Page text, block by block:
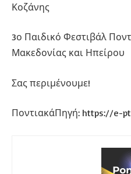
Κοζάνης
3ο Παιδικό Φεστιβάλ
Μακεδονίας και Ηπείρου
Σας περιμένουμε!
ΠοντιακάΠηγή: https://e-